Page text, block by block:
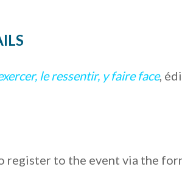
le ressentir, y faire face,
register to the event via the